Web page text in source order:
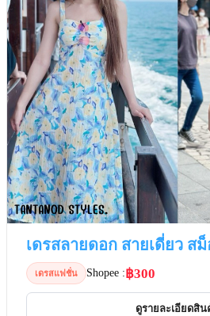
เดรสลายดอก สายเดี่ยว ส
เดรสแฟชั่น Shopee :฿300
ดูรายละเอียดสิน